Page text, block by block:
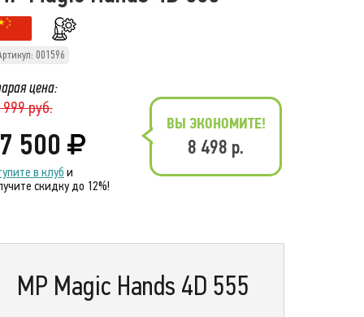
001596
цена:
руб.
500
в клуб и
скидку до 12%!
ВЫ ЭКОНОМИТЕ!
8 498 р.
MP Magic Hands 4D 555